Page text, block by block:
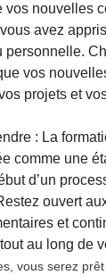
vos nouvelles
avez
personnelle.
vos
projets et
: La
comme une
d’un
ouvert
et
au long de
vous serez